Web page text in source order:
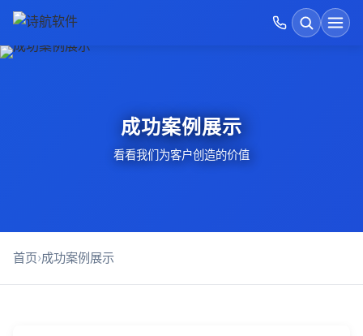
AI软件开发
成功案例展示
看看我们为客户创造的价值
首页›成功案例展示